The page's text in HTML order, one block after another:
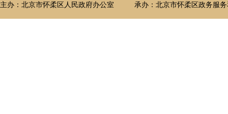
主办：北京市怀柔区人民政府办公室 承办：北京市怀柔区政务服